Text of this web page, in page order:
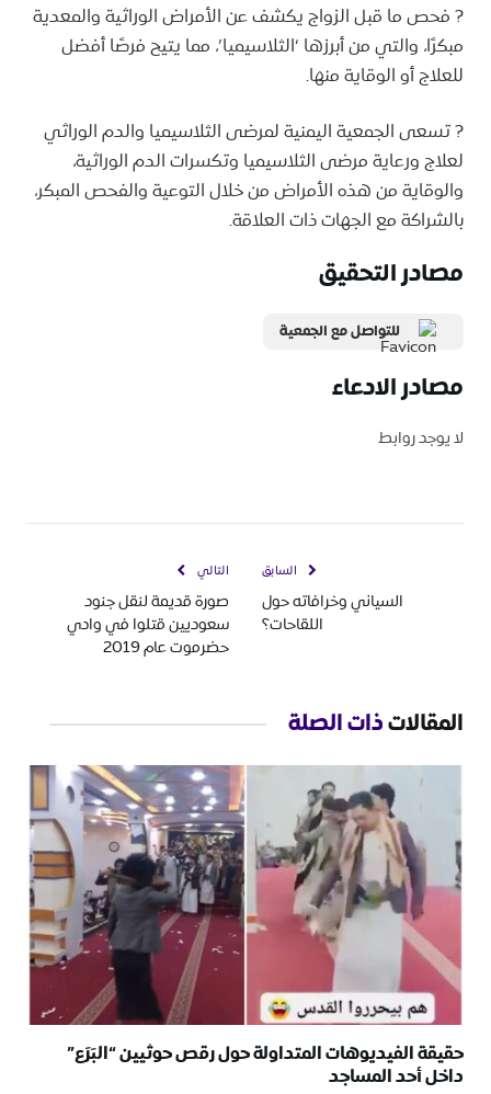
? فحص ما قبل الزواج يكشف عن الأمراض الوراثية والمعدية
مبكرًا، والتي من أبرزها ‘الثلاسيميا’، مما يتيح فرصًا أفضل
للعلاج أو الوقاية منها.
? تسعى الجمعية اليمنية لمرضى الثلاسيميا والدم الوراثي
لعلاج ورعاية مرضى الثلاسيميا وتكسرات الدم الوراثية،
والوقاية من هذه الأمراض من خلال التوعية والفحص المبكر،
بالشراكة مع الجهات ذات العلاقة.
مصادر التحقيق
للتواصل مع الجمعية
مصادر الادعاء
لا يوجد روابط
السابق
السياني وخرافاته حول
اللقاحات؟
التالي
صورة قديمة لنقل جنود
سعوديين قتلوا في وادي
حضرموت عام 2019
المقالاتذات الصلة
حقيقة الفيديوهات المتداولة حول رقص حوثيين “البَرَع”
داخل أحد المساجد